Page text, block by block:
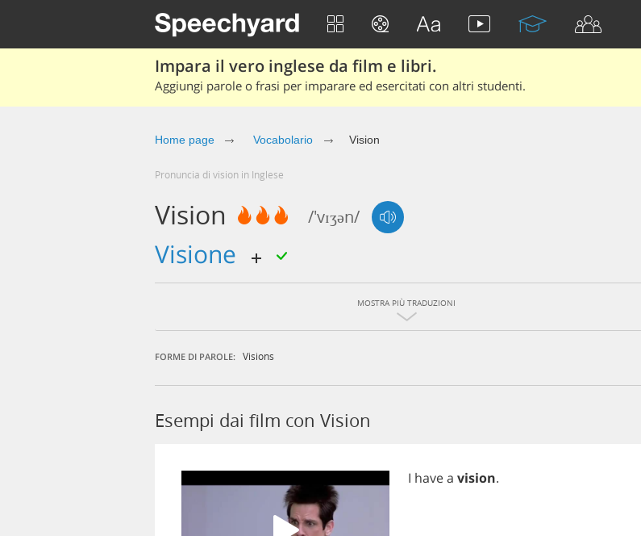
Impara il vero inglese da film e libri.
Aggiungi parole o frasi per imparare ed esercitati con altri studenti.
Home page Vocabolario Vision
Pronuncia di vision in Inglese
Vision /'vɪʒən/
visione
MOSTRA PIÙ TRADUZIONI
FORME DI PAROLE: Visions
Esempi dai film con Vision
I havea vision.